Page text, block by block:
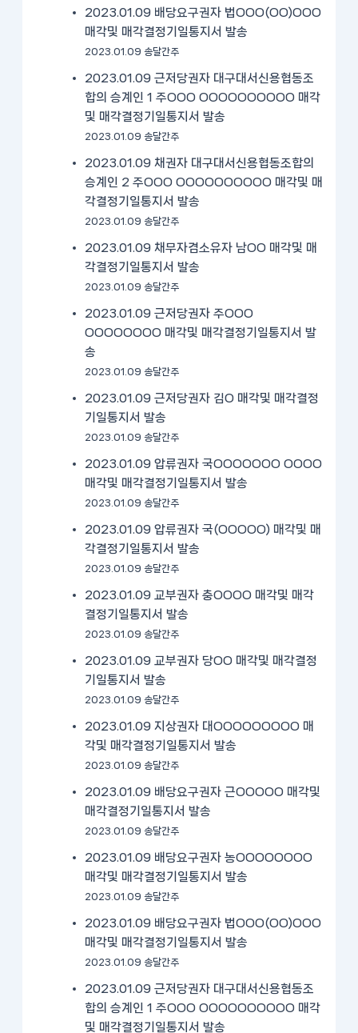
2023.01.09 배당요구권자 법OOO(OO)OOO
매각및 매각결정기일통지서 발송
2023.01.09 송달간주
2023.01.09 근저당권자 대구대서신용협동조
합의 승계인 1 주OOO OOOOOOOOOO 매각
및 매각결정기일통지서 발송
2023.01.09 송달간주
2023.01.09 채권자 대구대서신용협동조합의
승계인 2 주OOO OOOOOOOOOO 매각및 매
각결정기일통지서 발송
2023.01.09 송달간주
2023.01.09 채무자겸소유자 남OO 매각및 매
각결정기일통지서 발송
2023.01.09 송달간주
2023.01.09 근저당권자 주OOO
OOOOOOOO 매각및 매각결정기일통지서 발
송
2023.01.09 송달간주
2023.01.09 근저당권자 김O 매각및 매각결정
기일통지서 발송
2023.01.09 송달간주
2023.01.09 압류권자 국OOOOOOO OOOO
매각및 매각결정기일통지서 발송
2023.01.09 송달간주
2023.01.09 압류권자 국(OOOOO) 매각및 매
각결정기일통지서 발송
2023.01.09 송달간주
2023.01.09 교부권자 충OOOO 매각및 매각
결정기일통지서 발송
2023.01.09 송달간주
2023.01.09 교부권자 당OO 매각및 매각결정
기일통지서 발송
2023.01.09 송달간주
2023.01.09 지상권자 대OOOOOOOOO 매
각및 매각결정기일통지서 발송
2023.01.09 송달간주
2023.01.09 배당요구권자 근OOOOO 매각및
매각결정기일통지서 발송
2023.01.09 송달간주
2023.01.09 배당요구권자 농OOOOOOOO
매각및 매각결정기일통지서 발송
2023.01.09 송달간주
2023.01.09 배당요구권자 법OOO(OO)OOO
매각및 매각결정기일통지서 발송
2023.01.09 송달간주
2023.01.09 근저당권자 대구대서신용협동조
합의 승계인 1 주OOO OOOOOOOOOO 매각
및 매각결정기일통지서 발송